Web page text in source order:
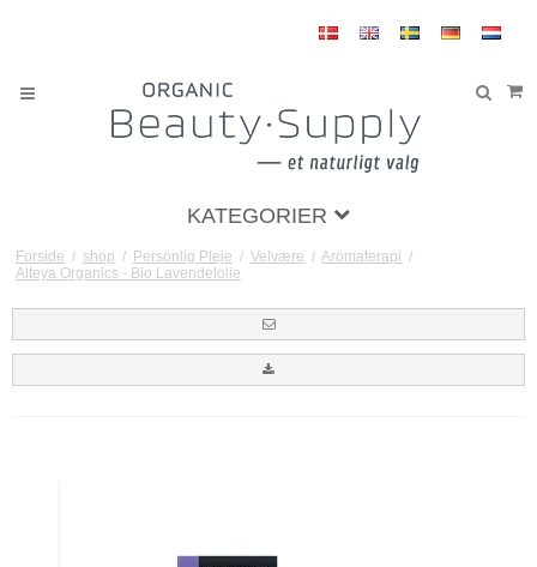
KATEGORIER
Forside / shop / Personlig Pleje / Velvære / Aromaterapi /
Alteya Organics - Bio Lavendelolie